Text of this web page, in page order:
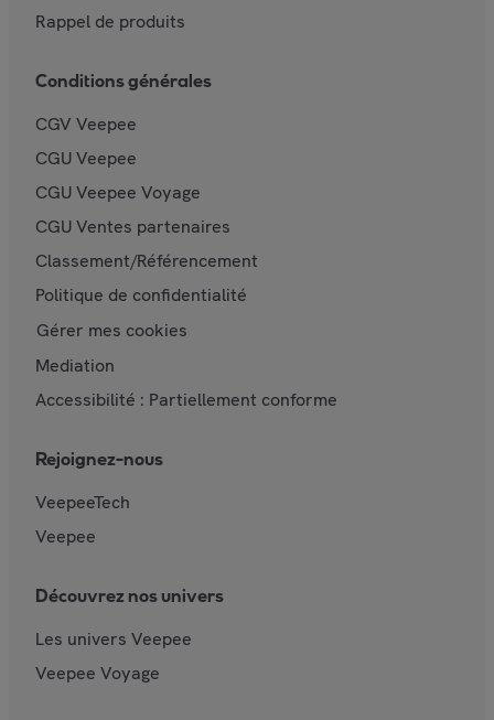
Rappel de produits
Conditions générales
CGV Veepee
CGU Veepee
CGU Veepee Voyage
CGU Ventes partenaires
Classement/Référencement
Politique de confidentialité
Gérer mes cookies
Mediation
Accessibilité : Partiellement conforme
Rejoignez-nous
VeepeeTech
Veepee
Découvrez nos univers
Les univers Veepee
Veepee Voyage